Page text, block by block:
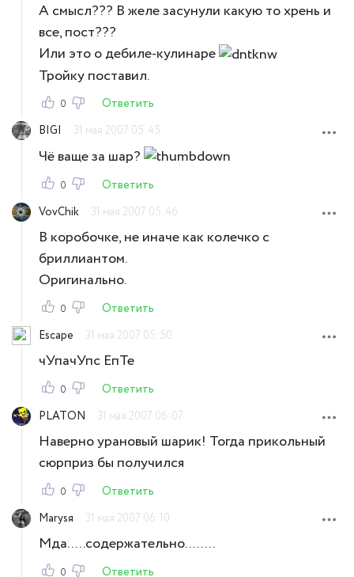
А смысл??? В желе засунули какую то хрень и
все, пост???
Или это о дебиле-кулинаре
Тройку поставил.
0
Ответить
BIGI
31 мая 2007 05:45
Чё ваще за шар?
0
Ответить
VovChik
31 мая 2007 05:46
В коробочке, не иначе как колечко с
бриллиантом.
Оригинально.
0
Ответить
Escape
31 мая 2007 05:50
чУпачУпс ЕпТе
0
Ответить
PLATON
31 мая 2007 06:07
Наверно урановый шарик! Тогда прикольный
сюрприз бы получился
0
Ответить
Marysя
31 мая 2007 06:10
Мда.....содержательно........
0 Ответить